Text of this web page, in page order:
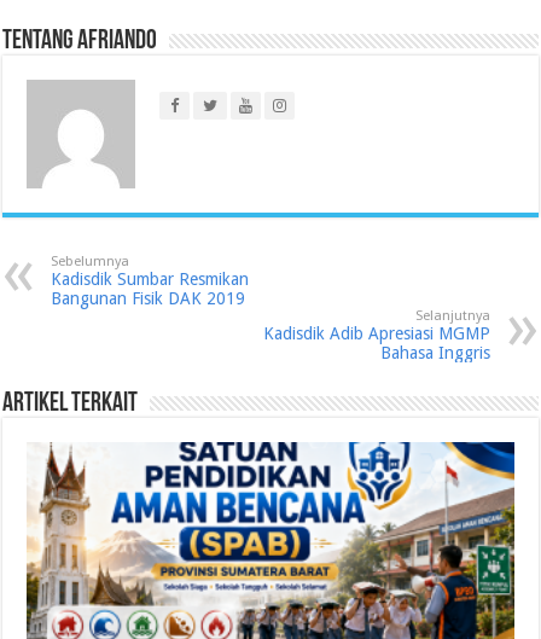
Tentang Afriando
Sebelumnya
Kadisdik Sumbar Resmikan
Bangunan Fisik DAK 2019
Selanjutnya
Kadisdik Adib Apresiasi MGMP
Bahasa Inggris
Artikel Terkait